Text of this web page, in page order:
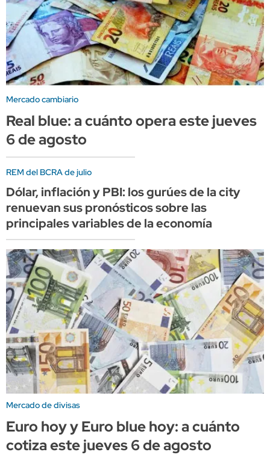
Mercado cambiario
Real blue: a cuánto opera este jueves
6 de agosto
REM del BCRA de julio
Dólar, inflación y PBI: los gurúes de la city
renuevan sus pronósticos sobre las
principales variables de la economía
Mercado de divisas
Euro hoy y Euro blue hoy: a cuánto
cotiza este jueves 6 de agosto